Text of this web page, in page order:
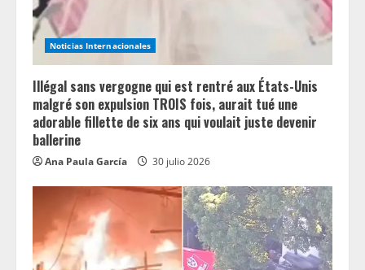
Noticias Internacionales
Illégal sans vergogne qui est rentré aux États-Unis
malgré son expulsion TROIS fois, aurait tué une
adorable fillette de six ans qui voulait juste devenir
ballerine
Ana Paula García 30 julio 2026